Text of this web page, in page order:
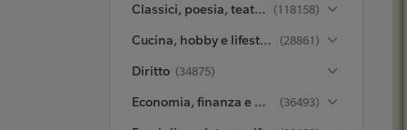
Classici, poesia, teatro e critica (118158)
Cucina, hobby e lifestyle (28861)
Diritto (34875)
Economia, finanza e managementt (36493)